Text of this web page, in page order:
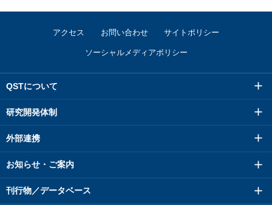
アクセス お問い合わせ サイトポリシー
ソーシャルメディアポリシー
QSTについて
研究開発体制
外部連携
お知らせ・ご案内
刊行物／データベース